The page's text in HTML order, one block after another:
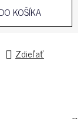
KOŠÍKA
Zdieľať